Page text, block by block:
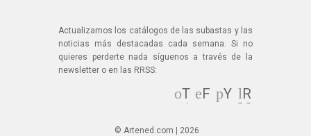
Actualizamos los catálogos de las subastas y las
noticias más destacadas cada semana. Si no
quieres perderte nada síguenos a través de la
newsletter o en las RRSS:
T
wi
F
Y
R
SS
© Artened.com | 2026